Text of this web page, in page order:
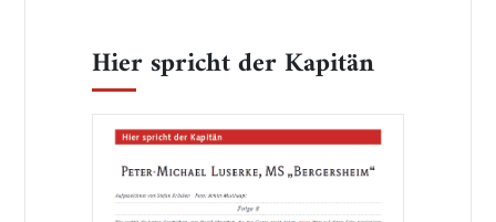
Hier spricht der Kapitän